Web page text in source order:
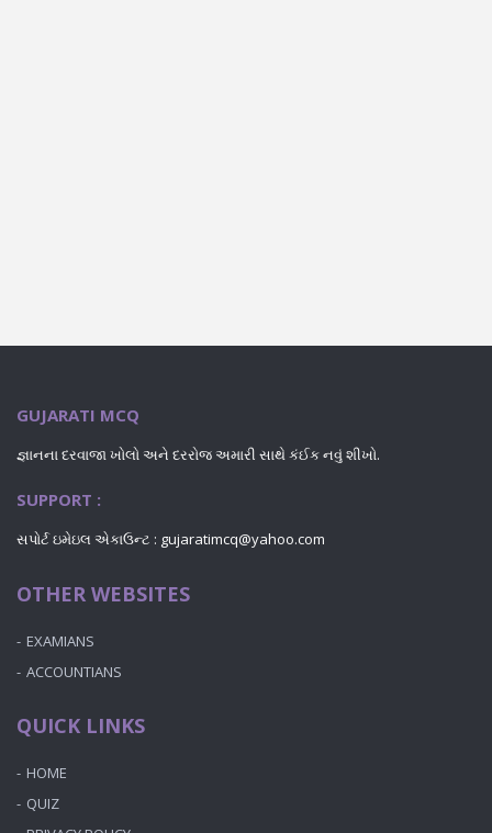
GUJARATI MCQ
જ્ઞાનના દરવાજા ખોલો અને દરરોજ અમારી સાથે કંઈક નવું શીખો.
SUPPORT :
સપોર્ટ ઇમેઇલ એકાઉન્ટ : gujaratimcq@yahoo.com
OTHER WEBSITES
EXAMIANS
ACCOUNTIANS
QUICK LINKS
HOME
QUIZ